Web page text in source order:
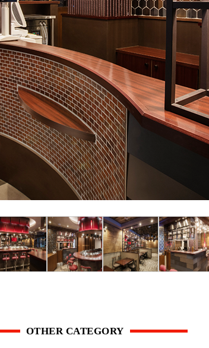
OTHER CATEGORY